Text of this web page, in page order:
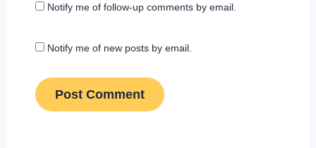
Notify me of follow-up comments by email.
Notify me of new posts by email.